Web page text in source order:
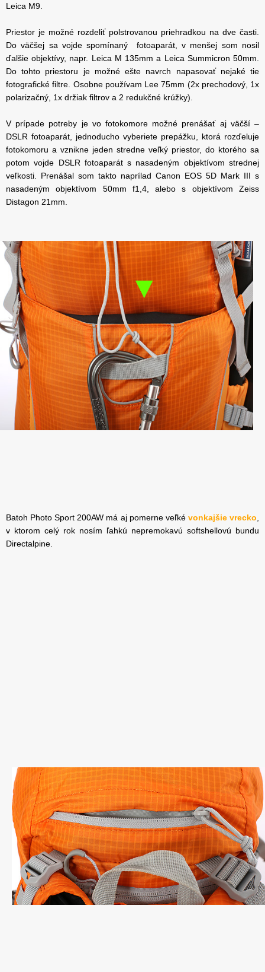
Leica M9.
Priestor je možné rozdeliť polstrovanou priehradkou na dve časti.
Do väčšej sa vojde spomínaný fotoaparát, v menšej som nosil
ďalšie objektívy, napr. Leica M 135mm a Leica Summicron 50mm.
Do tohto priestoru je možné ešte navrch napasovať nejaké tie
fotografické filtre. Osobne používam Lee 75mm (2x prechodový, 1x
polarizačný, 1x držiak filtrov a 2 redukčné krúžky).
V prípade potreby je vo fotokomore možné prenášať aj väčší –
DSLR fotoaparát, jednoducho vyberiete prepážku, ktorá rozďeluje
fotokomoru a vznikne jeden stredne veľký priestor, do ktorého sa
potom vojde DSLR fotoaparát s nasadeným objektívom strednej
veľkosti. Prenášal som takto naprílad Canon EOS 5D Mark III s
nasadeným objektívom 50mm f1,4, alebo s objektívom Zeiss
Distagon 21mm.
Batoh Photo Sport 200AW má aj pomerne veľké vonkajšie vrecko
v ktorom celý rok nosím ľahkú nepremokavú softshellovú bundu
Directalpine.